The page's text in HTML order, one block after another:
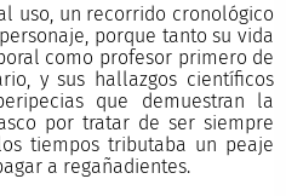
uso, un recorrido cronológico
porque tanto su vida
como profesor primero de
y sus hallazgos científicos
que demuestran la
por tratar de ser siempre
tiempos tributaba un peaje
a regañadientes.